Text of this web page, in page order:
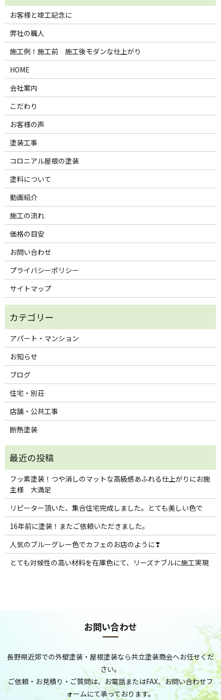
お客様と竣工記念に
弊社の職人
施工例！施工前 施工後モダンな仕上がり
HOME
会社案内
こだわり
お客様の声
塗装工事
コロニアル屋根の塗装
塗料について
動画紹介
施工の流れ
価格の目安
お問い合わせ
プライバシーポリシー
サイトマップ
アパート・マンション
お知らせ
ブログ
住宅・別荘
店舗・公共工事
断熱塗装
フッ素塗装！つや消しのマットな高級感あふれる仕上がりにお施
主様 大満足
リピーター頂いた、集合住宅完成しました。とても美しい色で
16年前に塗装！またご依頼いただきました。
人気のブルーグレー色でカフェのお店のように❣
とても対候性の高い材料を在庫色にて、リーズナブルに施工実現
お問い合わせ
長野県近郊での外壁塗装・屋根塗装なら共立塗装商会へお任せくだ
さい。
ご依頼・お見積り・ご質問は、お電話またはFAX、お問い合わせフ
ォームにて承っております。